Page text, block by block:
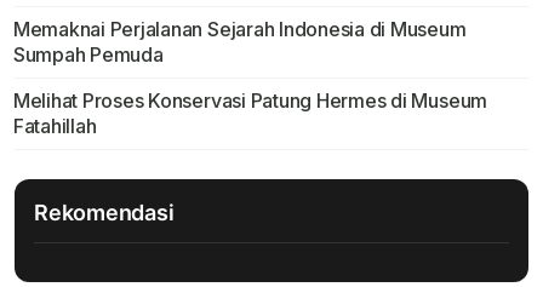
Memaknai Perjalanan Sejarah Indonesia di Museum
Sumpah Pemuda
Melihat Proses Konservasi Patung Hermes di Museum
Fatahillah
Rekomendasi